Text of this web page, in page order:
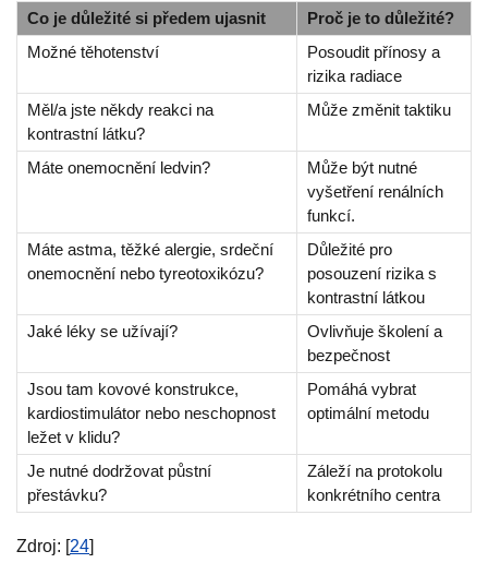
Co je důležité si předem ujasnit
Proč je to důležité?
Možné těhotenství
Posoudit přínosy a
rizika radiace
Měl/a jste někdy reakci na
kontrastní látku?
Může změnit taktiku
Máte onemocnění ledvin?
Může být nutné
vyšetření renálních
funkcí.
Máte astma, těžké alergie, srdeční
onemocnění nebo tyreotoxikózu?
Důležité pro
posouzení rizika s
kontrastní látkou
Jaké léky se užívají?
Ovlivňuje školení a
bezpečnost
Jsou tam kovové konstrukce,
kardiostimulátor nebo neschopnost
ležet v klidu?
Pomáhá vybrat
optimální metodu
Je nutné dodržovat půstní
přestávku?
Záleží na protokolu
konkrétního centra
Zdroj: [24]